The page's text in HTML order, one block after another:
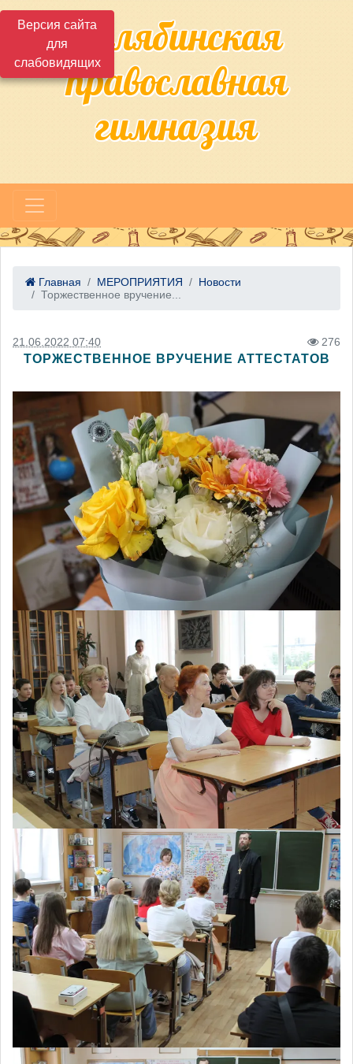
Версия сайта
для
слабовидящихЧелябинская
православная
гимназия
Главная МЕРОПРИЯТИЯ
Новости
Торжественное вручение...
21.06.2022 07:40 276
ТОРЖЕСТВЕННОЕ ВРУЧЕНИЕ АТТЕСТАТОВ